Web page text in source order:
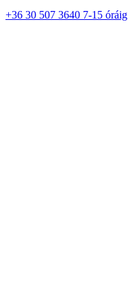
+36 30 507 3640 7-15 óráig